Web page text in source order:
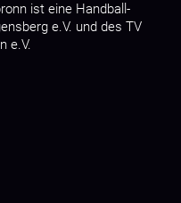
ist eine Handball-
e.V. und des TV
e.V.